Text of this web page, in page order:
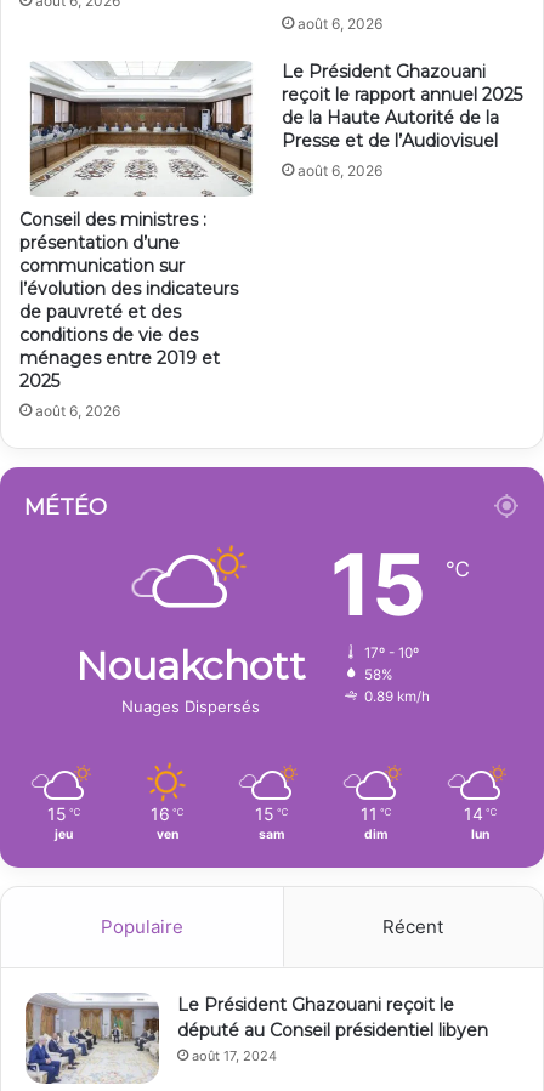
août 6, 2026
Conseil des ministres :
présentation d’une
communication sur
l’évolution des indicateurs
de pauvreté et des
conditions de vie des
ménages entre 2019 et
2025
août 6, 2026
Le Président Ghazouani
reçoit le rapport annuel 2025
de la Haute Autorité de la
Presse et de l’Audiovisuel
août 6, 2026
MÉTÉO
Nouakchott
Nuages Dispersés
15 ℃
17º - 10º
58%
0.89 km/h
15 ℃
jeu
16 ℃
ven
15 ℃
sam
11 ℃
dim
14 ℃
lun
Populaire Récent
Le Président Ghazouani reçoit le
député au Conseil présidentiel libyen
août 17, 2024